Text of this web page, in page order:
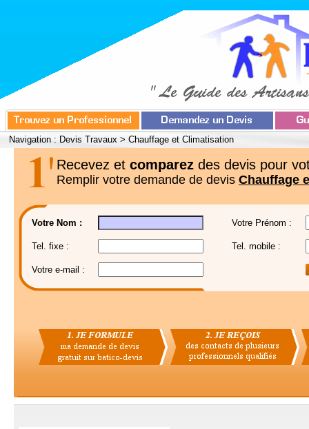
Navigation : Devis Travaux > Chauffage et Climatisation
Recevez et comparez des devis pour
Remplir votre demande de devis Chauffage
Votre Nom : Votre Prénom :
Tel. fixe : Tel. mobile :
Votre e-mail :